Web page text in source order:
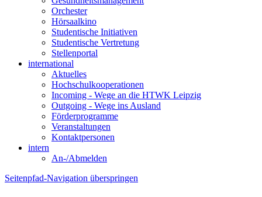
Orchester
Hörsaalkino
Studentische Initiativen
Studentische Vertretung
Stellenportal
international
Aktuelles
Hochschulkooperationen
Incoming - Wege an die HTWK Leipzig
Outgoing - Wege ins Ausland
Förderprogramme
Veranstaltungen
Kontaktpersonen
intern
An-/Abmelden
Seitenpfad-Navigation überspringen